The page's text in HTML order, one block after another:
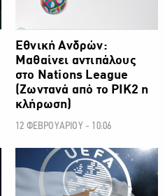
Εθνική Ανδρών:
Μαθαίνει αντιπάλους
στο Nations League
(Ζωντανά από το ΡΙΚ2 η
κλήρωση)
12 ΦΕΒΡΟΥΑΡΙΟΥ - 10:06
ΠΟΔΟΣΦΑΙΡΟ